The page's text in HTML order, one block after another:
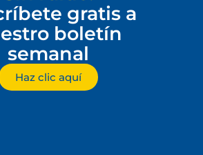
gratis a
boletín
semanal
Haz clic aquí